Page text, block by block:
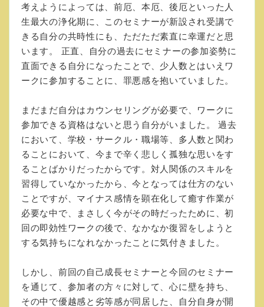
考えようによっては、前厄、本厄、後厄といった人
生最大の浄化期に、このセミナーが新設され受講で
きる自分の共時性にも、ただただ素直に幸運だと思
います。 正直、自分の過去にセミナーの参加姿勢に
直面できる自分になったことで、少人数とはいえワ
ークに参加することに、罪悪感を抱いていました。
まだまだ自分はカウンセリングが必要で、ワークに
参加できる資格はないと思う自分がいました。 過去
において、学校・サークル・職場等、多人数と関わ
ることにおいて、今まで辛く悲しく孤独な思いをす
ることばかりだったからです。対人関係のスキルを
習得していなかったから、今となっては仕方のない
ことですが、マイナス感情を顕在化して癒す作業が
必要な中で、まさしく今がその時だったために、初
回の即効性ワークの後で、なかなか復習をしようと
する気持ちになれなかったことに気付きました。
しかし、前回の自己成長セミナーと今回のセミナー
を通じて、参加者の方々に対して、心に壁を持ち、
その中で優越感と劣等感が同居した、自分自身が開